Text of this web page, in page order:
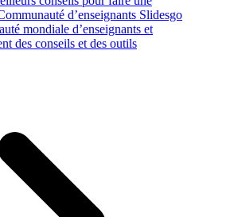
d’enseignants Slidesgo
mondiale d’enseignants et
des conseils et des outils